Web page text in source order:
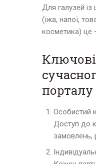
Для галузей
(їжа, напої,
косметика) це
порталу
Особистий
Доступ до
замовлень,